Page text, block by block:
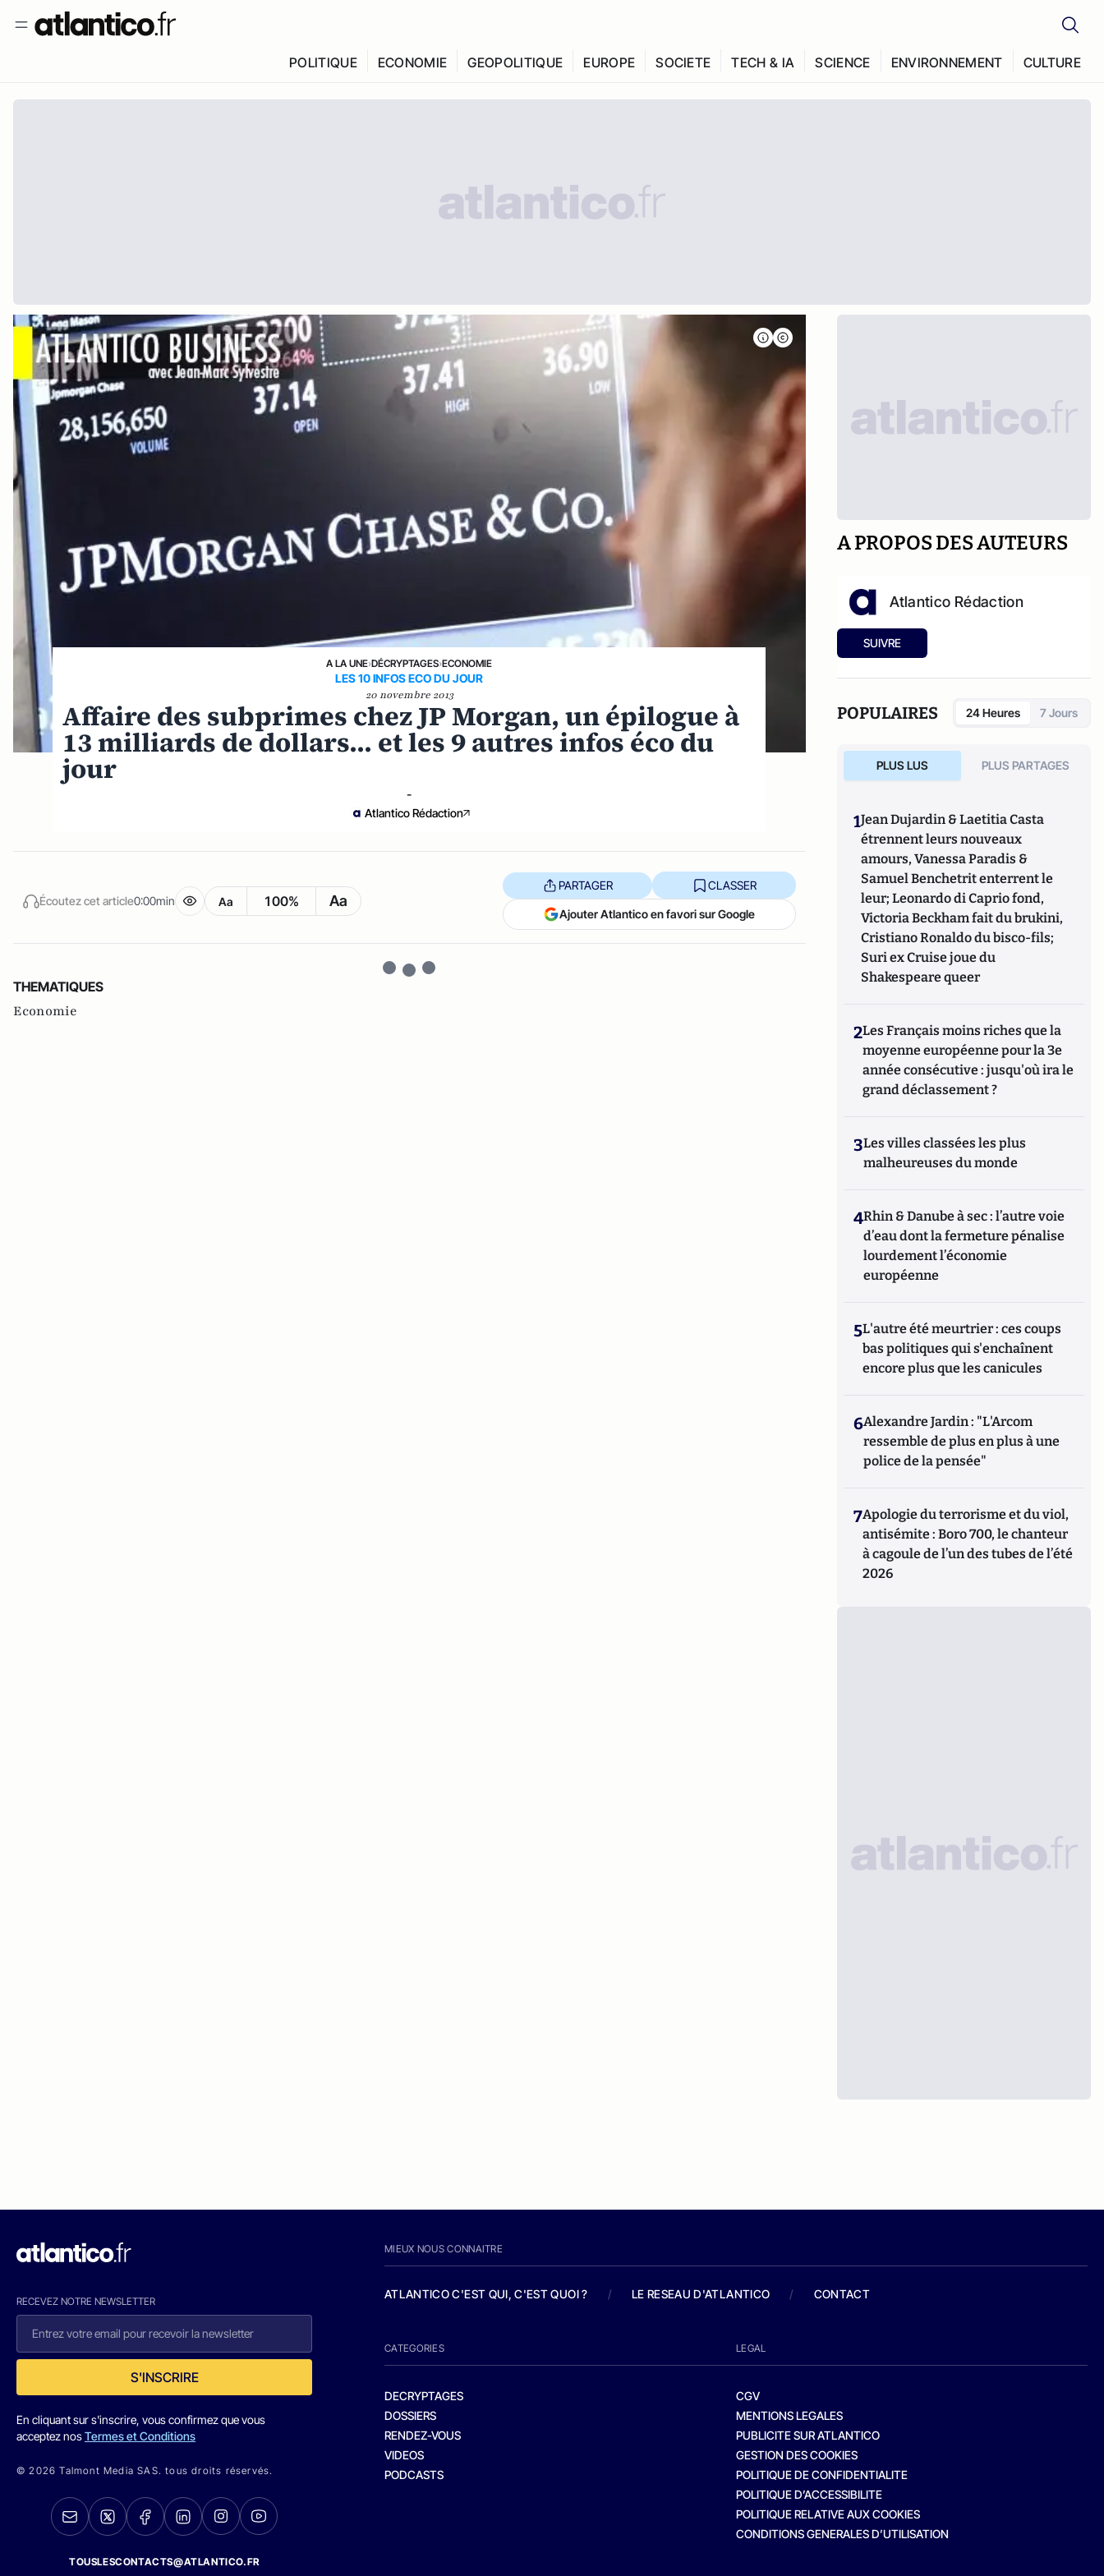
POLITIQUE ECONOMIE GEOPOLITIQUE EUROPE SOCIETE TECH & IA SCIENCE ENVIRONNEMENT CULTURE
A LA UNE›DÉCRYPTAGES›ECONOMIE
LES 10 INFOS ECO DU JOUR
20 novembre 2013
Affaire des subprimes chez JP Morgan, un épilogue à
13 milliards de dollars... et les 9 autres infos éco du
jour
-
Atlantico Rédaction
Écoutez cet article0:00min Aa 100% Aa
PARTAGER CLASSER
Ajouter Atlantico en favori sur Google
THEMATIQUES
Economie
A PROPOS DES AUTEURS
Atlantico Rédaction
SUIVRE
POPULAIRES 24 Heures 7 Jours
PLUS LUS PLUS PARTAGES
1Jean Dujardin & Laetitia Casta
étrennent leurs nouveaux
amours, Vanessa Paradis &
Samuel Benchetrit enterrent le
leur; Leonardo di Caprio fond,
Victoria Beckham fait du brukini,
Cristiano Ronaldo du bisco-fils;
Suri ex Cruise joue du
Shakespeare queer
2Les Français moins riches que la
moyenne européenne pour la 3e
année consécutive : jusqu'où ira le
grand déclassement ?
3Les villes classées les plus
malheureuses du monde
4Rhin & Danube à sec : l’autre voie
d’eau dont la fermeture pénalise
lourdement l’économie
européenne
5L'autre été meurtrier : ces coups
bas politiques qui s'enchaînent
encore plus que les canicules
6Alexandre Jardin : "L'Arcom
ressemble de plus en plus à une
police de la pensée"
7Apologie du terrorisme et du viol,
antisémite : Boro 700, le chanteur
à cagoule de l’un des tubes de l’été
2026
RECEVEZ NOTRE NEWSLETTER
S'INSCRIRE
En cliquant sur s'inscrire, vous confirmez que vous
acceptez nosTermes et Conditions
© 2026 Talmont Media SAS. tous droits réservés.
TOUSLESCONTACTS@ATLANTICO.FR
MIEUX NOUS CONNAITRE
ATLANTICO C'EST QUI, C'EST QUOI ? / LE RESEAU D'ATLANTICO / CONTACT
CATEGORIES
DECRYPTAGES
DOSSIERS
RENDEZ-VOUS
VIDEOS
PODCASTS
LEGAL
CGV
MENTIONS LEGALES
PUBLICITE SUR ATLANTICO
GESTION DES COOKIES
POLITIQUE DE CONFIDENTIALITE
POLITIQUE D’ACCESSIBILITE
POLITIQUE RELATIVE AUX COOKIES
CONDITIONS GENERALES D’UTILISATION